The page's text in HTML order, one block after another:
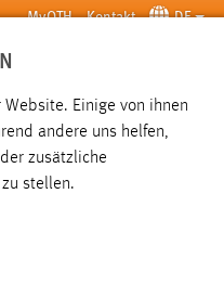
MyOTH Kontakt DE
SUCHE
Einige von ihnen
andere uns helfen,
zusätzliche
stellen.